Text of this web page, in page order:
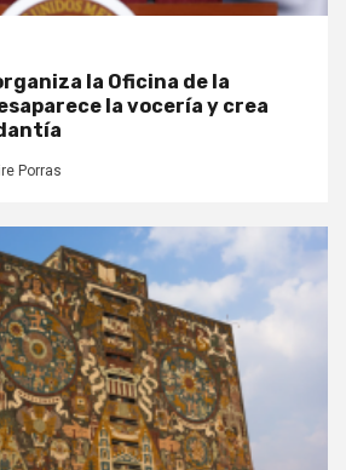
la Oficina de la
la vocería y crea
Porras